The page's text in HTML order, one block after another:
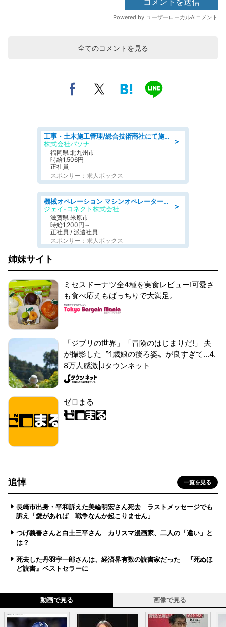
全てのコメントを見る
＞
工事・土木施工管理/総合技術商社にて施工管理のお仕事/即日勤務可/車通勤可/工事・土木施工管理/生産・品質管理
株式会社パソナ
福岡県 北九州市
時給1,506円
正社員
スポンサー：求人ボックス
＞
機械オペレーション マシンオペレーター/皆勤手当有/未経験可
ジェイ-コネクト株式会社
滋賀県 米原市
時給1,200円～
正社員 / 派遣社員
スポンサー：求人ボックス
姉妹サイト
ミセスドーナツ全4種を実食レビュー!可愛さ
も食べ応えもばっちりで大満足。
「ジブリの世界」「冒険のはじまりだ!」 夫
が撮影した〝1歳娘の後ろ姿〟が良すぎて...4.
8万人感激|Jタウンネット
ゼロまる
追悼 一覧を見る
長崎市出身・平和訴えた美輪明宏さん死去 ラストメッセージでも
訴え「愛があれば 戦争なんか起こりません」
つげ義春さんと白土三平さん カリスマ漫画家、二人の「違い」と
は？
死去した丹羽宇一郎さんは、経済界有数の読書家だった 『死ぬほ
ど読書』ベストセラーに
動画で見る 画像で見る